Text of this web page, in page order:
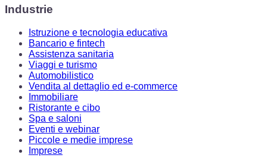
Industrie
Istruzione e tecnologia educativa
Bancario e fintech
Assistenza sanitaria
Viaggi e turismo
Automobilistico
Vendita al dettaglio ed e-commerce
Immobiliare
Ristorante e cibo
Spa e saloni
Eventi e webinar
Piccole e medie imprese
Imprese